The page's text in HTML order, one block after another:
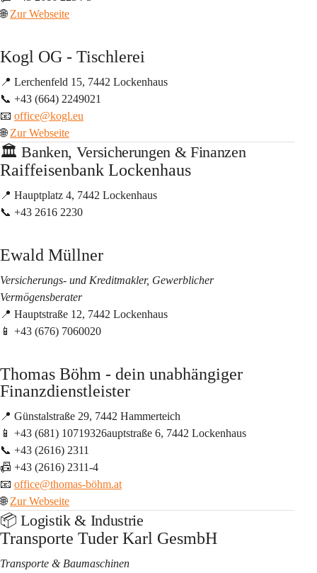
🌐 Zur Webseite
Kogl OG - Tischlerei
📍 Lerchenfeld 15, 7442 Lockenhaus
📞 +43 (664) 2249021
📧 office@kogl.eu
🌐 Zur Webseite
🏛️ Banken, Versicherungen & Finanzen
Raiffeisenbank Lockenhaus
📍 Hauptplatz 4, 7442 Lockenhaus
📞 +43 2616 2230
Ewald Müllner
Versicherungs- und Kreditmakler, Gewerblicher
Vermögensberater
📍 Hauptstraße 12, 7442 Lockenhaus
📱 +43 (676) 7060020
Thomas Böhm - dein unabhängiger
Finanzdienstleister
📍 Günstalstraße 29, 7442 Hammerteich
📱 +43 (681) 10719326auptstraße 6, 7442 Lockenhaus
📞 +43 (2616) 2311
📠 +43 (2616) 2311-4
📧 office@thomas-böhm.at
🌐 Zur Webseite
📦 Logistik & Industrie
Transporte Tuder Karl GesmbH
Transporte & Baumaschinen